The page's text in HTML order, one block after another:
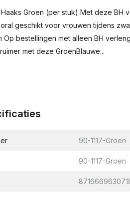
Groen (per stuk) Met deze
geschikt voor vrouwen tijdens
Op bestellingen met alleen BH
met deze GroenBlauwe...
90-1117-Groen
90-1117-Groen